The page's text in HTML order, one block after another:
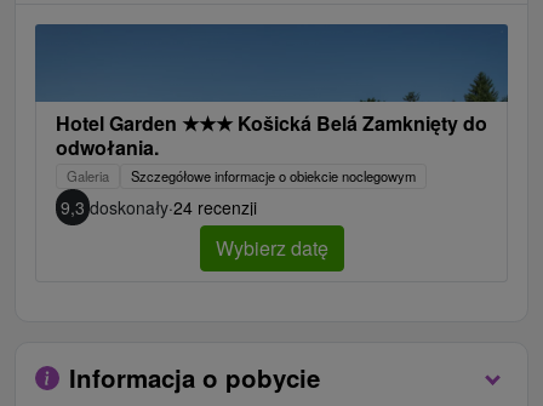
Hotel Garden ★★★ Košická Belá Zamknięty do
odwołania.
Galeria Szczegółowe informacje o obiekcie noclegowym
9,3 doskonały·24 recenzji
Wybierz datę
Informacja o pobycie